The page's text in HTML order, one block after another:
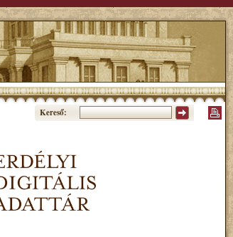
Kereső: